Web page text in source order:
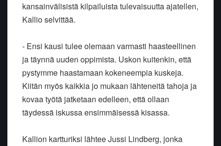
kansainvälisistä kilpailuista tulevaisuutta ajatellen,
Kallioselvittää.
- Ensi kausi tulee olemaan varmasti haasteellinen
ja täynnä uuden oppimista. Uskon kuitenkin, että
pystymme haastamaan kokeneempia kuskeja.
Kiitän myös kaikkia jo mukaan lähteneitä tahoja ja
kovaa työtä jatketaan edelleen, että ollaan
täydessä iskussa ensimmäisessä kisassa.
Kallion kartturiksi lähtee Jussi Lindberg, jonka